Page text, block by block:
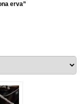
erva”